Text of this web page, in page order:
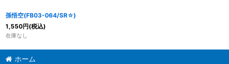
孫悟空(FB03-064/SR☆)
1,550円(税込)
在庫なし
ホーム